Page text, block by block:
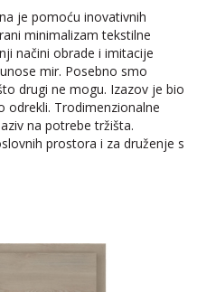
je pomoću inovativnih
minimalizam tekstilne
načini obrade i imitacije
mir. Posebno smo
drugi ne mogu. Izazov je bio
odrekli. Trodimenzionalne
na potrebe tržišta.
prostora i za druženje s